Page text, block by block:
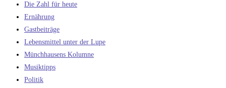
Die Zahl für heute
Ernährung
Gastbeiträge
Lebensmittel unter der Lupe
Münchhausens Kolumne
Musiktipps
Politik